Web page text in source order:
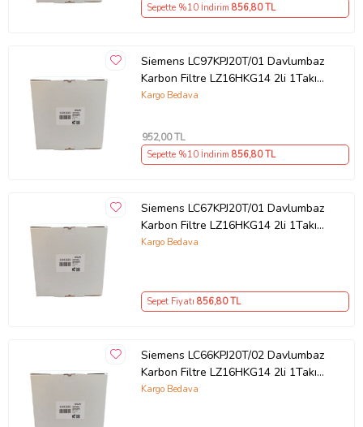
Sepette %10 İndirim 856,80 TL
Siemens LC97KPJ20T/01 Davlumbaz
Karbon Filtre LZ16HKG14 2li 1Takım
Bacasız Aspiratör Kömür Filtresi
Kargo Bedava
952,00 TL
Sepette %10 İndirim 856,80 TL
Siemens LC67KPJ20T/01 Davlumbaz
Karbon Filtre LZ16HKG14 2li 1Takım
Bacasız Aspiratör Kömür Filtresi
Kargo Bedava
Sepet Fiyatı 856,80 TL
Siemens LC66KPJ20T/02 Davlumbaz
Karbon Filtre LZ16HKG14 2li 1Takım
Bacasız Aspiratör Kömür Filtresi
Kargo Bedava